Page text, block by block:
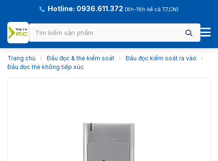
Hotline: 0936.611.372 (8h-18h kể cả T7,CN)
Trang chủ › Đầu đọc & thẻ kiểm soát › Đầu đọc kiểm soát ra vào
›
Đầu đọc thẻ không tiếp xúc